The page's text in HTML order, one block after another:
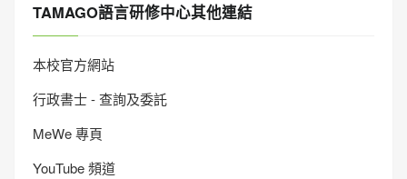
TAMAGO語言研修中心其他連結
本校官方網站
行政書士 - 查詢及委託
MeWe 專頁
YouTube 頻道